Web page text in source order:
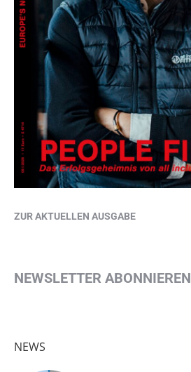
ZUR AKTUELLEN AUSGABE
NEWSLETTER ABONNIEREN
NEWS